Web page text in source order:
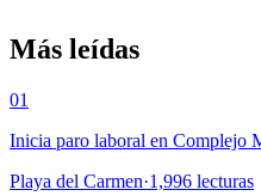
Más leídas
01
Inicia paro laboral en Complejo
Playa del Carmen·1,996 lecturas